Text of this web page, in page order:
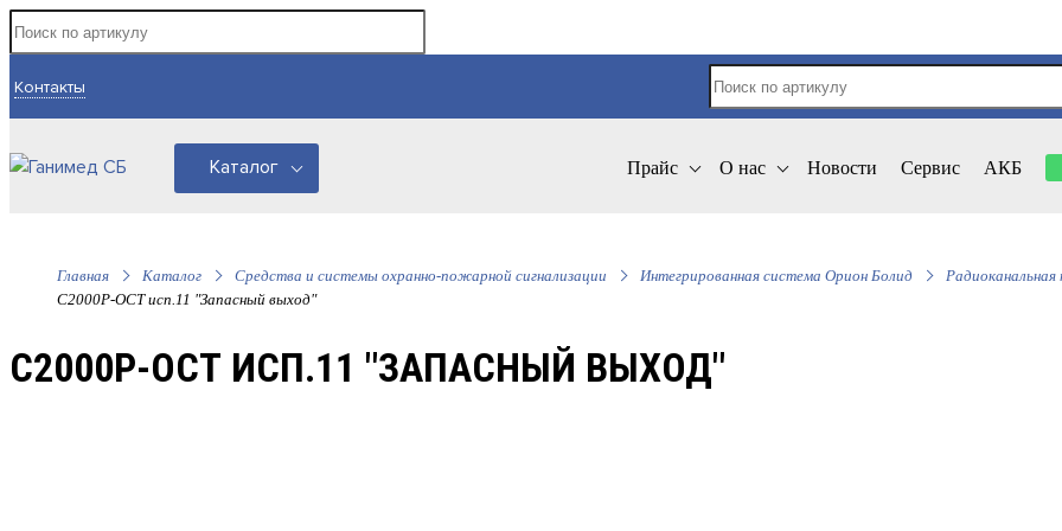
Контакты
Прайс О нас Новости Сервис АКБ
Каталог
Главная Каталог Средства и системы охранно-пожарной сигнализации Интегрированная система Орион Болид
С2000Р-ОСТ исп.11 "Запасный выход"
С2000Р-ОСТ ИСП.11 "ЗАПАСНЫЙ ВЫХОД"